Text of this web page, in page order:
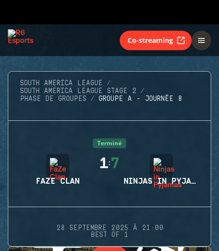
Co-streaming
SOUTH AMERICA LEAGUE
SOUTH AMERICA LEAGUE STAGE 2
PHASE DE GROUPES
GROUPE A - JOURNÉE 8
Terminé
FAZE CLAN
1:7
NINJAS IN PYJAMAS
28 SEPTEMBRE 2025 À 21:00
BEST OF 1